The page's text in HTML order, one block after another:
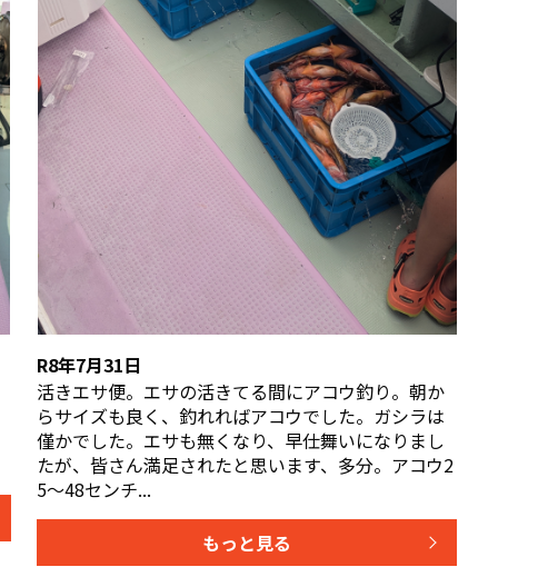
R8年7月31日
活きエサ便。エサの活きてる間にアコウ釣り。朝か
らサイズも良く、釣れればアコウでした。ガシラは
僅かでした。エサも無くなり、早仕舞いになりまし
たが、皆さん満足されたと思います、多分。アコウ2
5〜48センチ...
もっと見る